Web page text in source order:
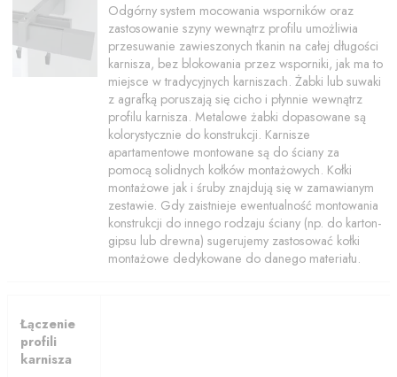
Odgórny system mocowania wsporników oraz
zastosowanie szyny wewnątrz profilu umożliwia
przesuwanie zawieszonych tkanin na całej długości
karnisza, bez blokowania przez wsporniki, jak ma to
miejsce w tradycyjnych karniszach. Żabki lub suwaki
z agrafką poruszają się cicho i płynnie wewnątrz
profilu karnisza. Metalowe żabki dopasowane są
kolorystycznie do konstrukcji. Karnisze
apartamentowe montowane są do ściany za
pomocą solidnych kołków montażowych. Kołki
montażowe jak i śruby znajdują się w zamawianym
zestawie. Gdy zaistnieje ewentualność montowania
konstrukcji do innego rodzaju ściany (np. do karton-
gipsu lub drewna) sugerujemy zastosować kołki
montażowe dedykowane do danego materiału.
Łączenie
profili
karnisza